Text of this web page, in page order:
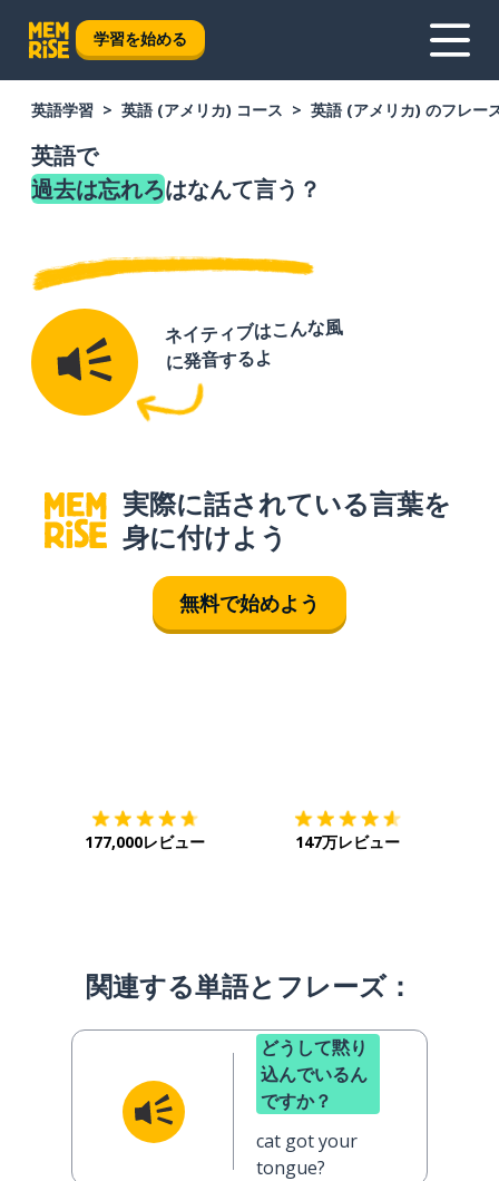
学習を始める
英語学習 英語 (アメリカ) コース 英語 (アメリカ) のフレー
英語で
過去は忘れろはなんて言う？
ネイティブはこんな風
に発音するよ
実際に話されている言葉を
身に付けよう
無料で始めよう
177,000レビュー 147万レビュー
関連する単語とフレーズ：
どうして黙り
込んでいるん
ですか？
cat got your
tongue?